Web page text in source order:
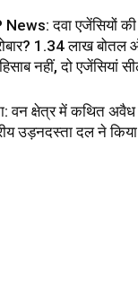
News: दवा एजेंसियों
1.34 लाख
नहीं, दो एजेंसियां
वन क्षेत्र में कथित
उड़नदस्ता दल ने किया